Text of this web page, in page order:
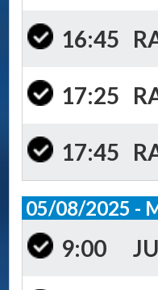
16:45
17:25
17:45
05/08/2025 -
9:00